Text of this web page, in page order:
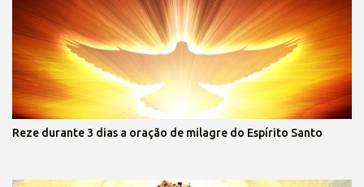
Reze durante 3 dias a oração de milagre do Espírito Santo